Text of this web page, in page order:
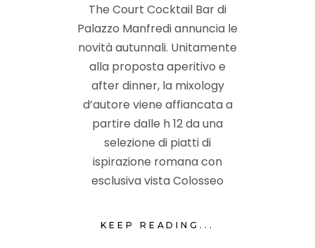
The Court Cocktail Bar di
Palazzo Manfredi annuncia le
novità autunnali. Unitamente
alla proposta aperitivo e
after dinner, la mixology
d’autore viene affiancata a
partire dalle h 12 da una
selezione di piatti di
ispirazione romana con
esclusiva vista Colosseo
KEEP READING...